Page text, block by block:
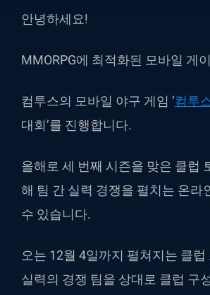
안녕하세요!
MMORPG에 최적화된 모바일 게
컴투스의 모바일 야구 게임 ‘컴투
대회’를 진행합니다.
올해로 세 번째 시즌을 맞은 클럽
해 팀 간 실력 경쟁을 펼치는 온
수 있습니다.
오는 12월 4일까지 펼쳐지는 클
실력의 경쟁 팀을 상대로 클럽 구